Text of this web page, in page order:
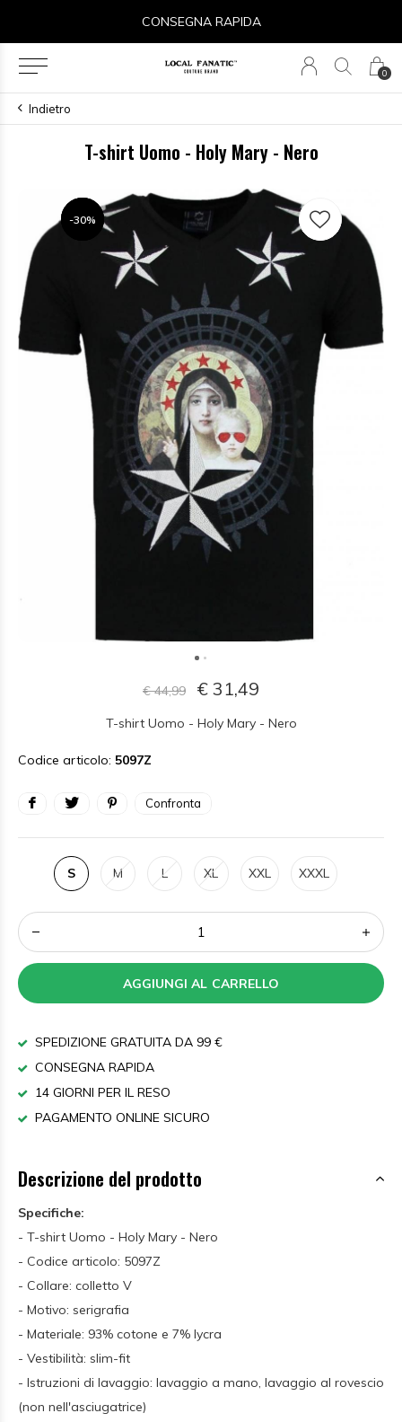
0
CONSEGNA RAPIDA
Indietro
T-shirt Uomo - Holy Mary - Nero
-30%
-30%
-30%
€ 44,99 € 31,49
T-shirt Uomo - Holy Mary - Nero
Codice articolo: 5097Z
Confronta
S M L XL XXL XXXL
AGGIUNGI AL CARRELLO
SPEDIZIONE GRATUITA DA 99 €
CONSEGNA RAPIDA
14 GIORNI PER IL RESO
PAGAMENTO ONLINE SICURO
Descrizione del prodotto
Specifiche:
- T-shirt Uomo - Holy Mary - Nero
- Codice articolo: 5097Z
- Collare: colletto V
- Motivo: serigrafia
- Materiale: 93% cotone e 7% lycra
- Vestibilità: slim-fit
- Istruzioni di lavaggio: lavaggio a mano, lavaggio al rovescio
(non nell'asciugatrice)